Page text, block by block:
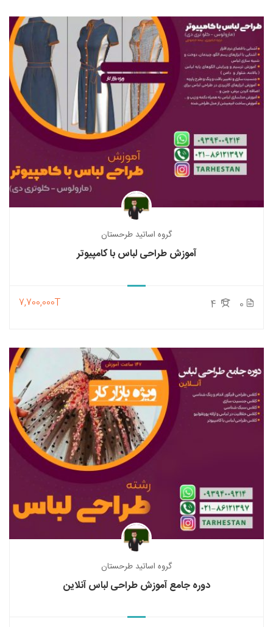
گروه اساتید طرحستان
آموزش طراحی لباس با کامپیوتر
0
7,700,000T
گروه اساتید طرحستان
دوره جامع آموزش طراحی لباس آنلاین